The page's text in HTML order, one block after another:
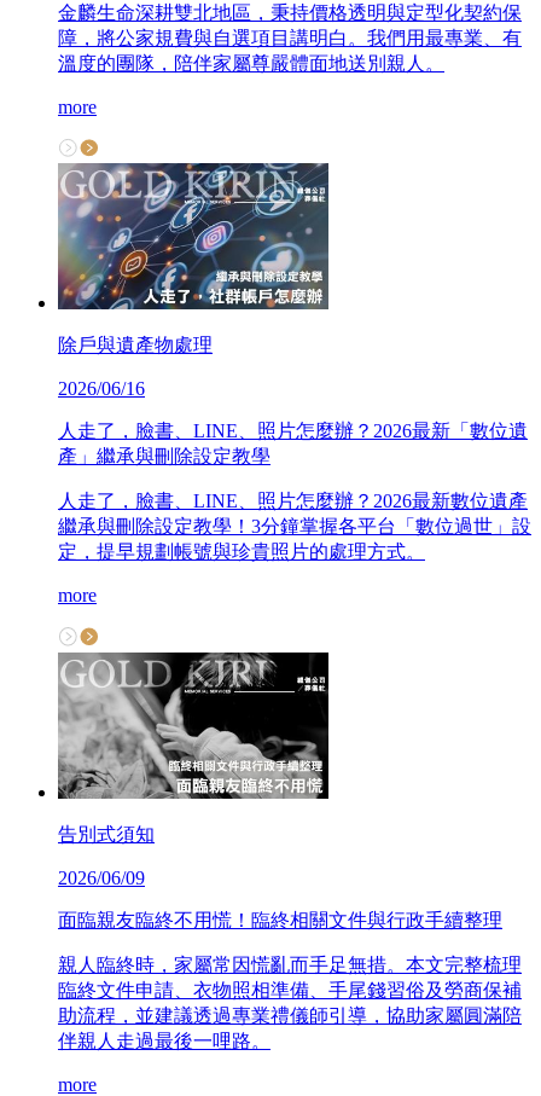
金麟生命深耕雙北地區，秉持價格透明與定型化契約保
障，將公家規費與自選項目講明白。我們用最專業、有
溫度的團隊，陪伴家屬尊嚴體面地送別親人。
more
除戶與遺產物處理
2026/06/16
人走了，臉書、LINE、照片怎麼辦？2026最新「數位遺
產」繼承與刪除設定教學
人走了，臉書、LINE、照片怎麼辦？2026最新數位遺產
繼承與刪除設定教學！3分鐘掌握各平台「數位過世」設
定，提早規劃帳號與珍貴照片的處理方式。
more
告別式須知
2026/06/09
面臨親友臨終不用慌！臨終相關文件與行政手續整理
親人臨終時，家屬常因慌亂而手足無措。本文完整梳理
臨終文件申請、衣物照相準備、手尾錢習俗及勞商保補
助流程，並建議透過專業禮儀師引導，協助家屬圓滿陪
伴親人走過最後一哩路。
more